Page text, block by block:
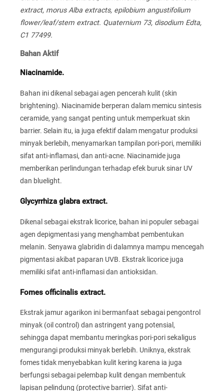
extract, morus Alba extracts, epilobium angustifolium
flower/leaf/stem extract. Quaternium 73, disodium Edta,
C1 77499.
Bahan Aktif
Niacinamide.
Bahan ini dikenal sebagai agen pencerah kulit (skin
brightening). Niacinamide berperan dalam memicu sintesis
ceramide, yang sangat penting untuk memperkuat skin
barrier. Selain itu, ia juga efektif dalam mengatur produksi
minyak berlebih, menyamarkan tampilan pori-pori, memiliki
sifat anti-inflamasi, dan anti-acne. Niacinamide juga
memberikan perlindungan terhadap efek buruk sinar UV
dan bluelight.
Glycyrrhiza glabra extract.
Dikenal sebagai ekstrak licorice, bahan ini populer sebagai
agen depigmentasi yang menghambat pembentukan
melanin. Senyawa glabridin di dalamnya mampu mencegah
pigmentasi akibat paparan UVB. Ekstrak licorice juga
memiliki sifat anti-inflamasi dan antioksidan.
Fomes officinalis extract.
Ekstrak jamur agarikon ini bermanfaat sebagai pengontrol
minyak (oil control) dan astringent yang potensial,
sehingga dapat membantu meringkas pori-pori sekaligus
mengurangi produksi minyak berlebih. Uniknya, ekstrak
fomes tidak menyebabkan kulit kering karena ia juga
berfungsi sebagai pelembap kulit dengan membentuk
lapisan pelindung (protective barrier). Sifat anti-